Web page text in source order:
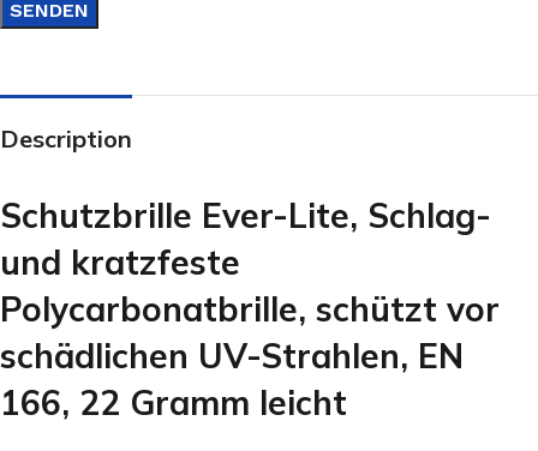
Description
Schutzbrille Ever-Lite, Schlag-
und kratzfeste
Polycarbonatbrille, schützt vor
schädlichen UV-Strahlen, EN
166, 22 Gramm leicht